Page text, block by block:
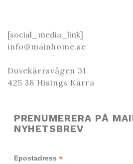
[social_media_link]
info@mainhome.se
Duvekärrsvägen 31
425 38 Hisings Kärra
PRENUMERERA PÅ
NYHETSBREV
Epostadress *